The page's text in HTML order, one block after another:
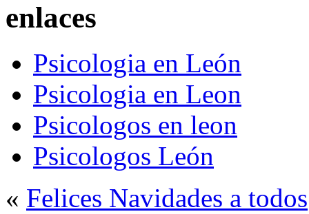
enlaces
Psicologia en León
Psicologia en Leon
Psicologos en leon
Psicologos León
« Felices Navidades a todos